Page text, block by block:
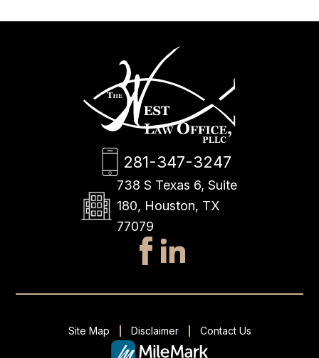
281-347-3247
738 S Texas 6, Suite
180, Houston, TX
77079
Site Map Disclaimer Contact Us